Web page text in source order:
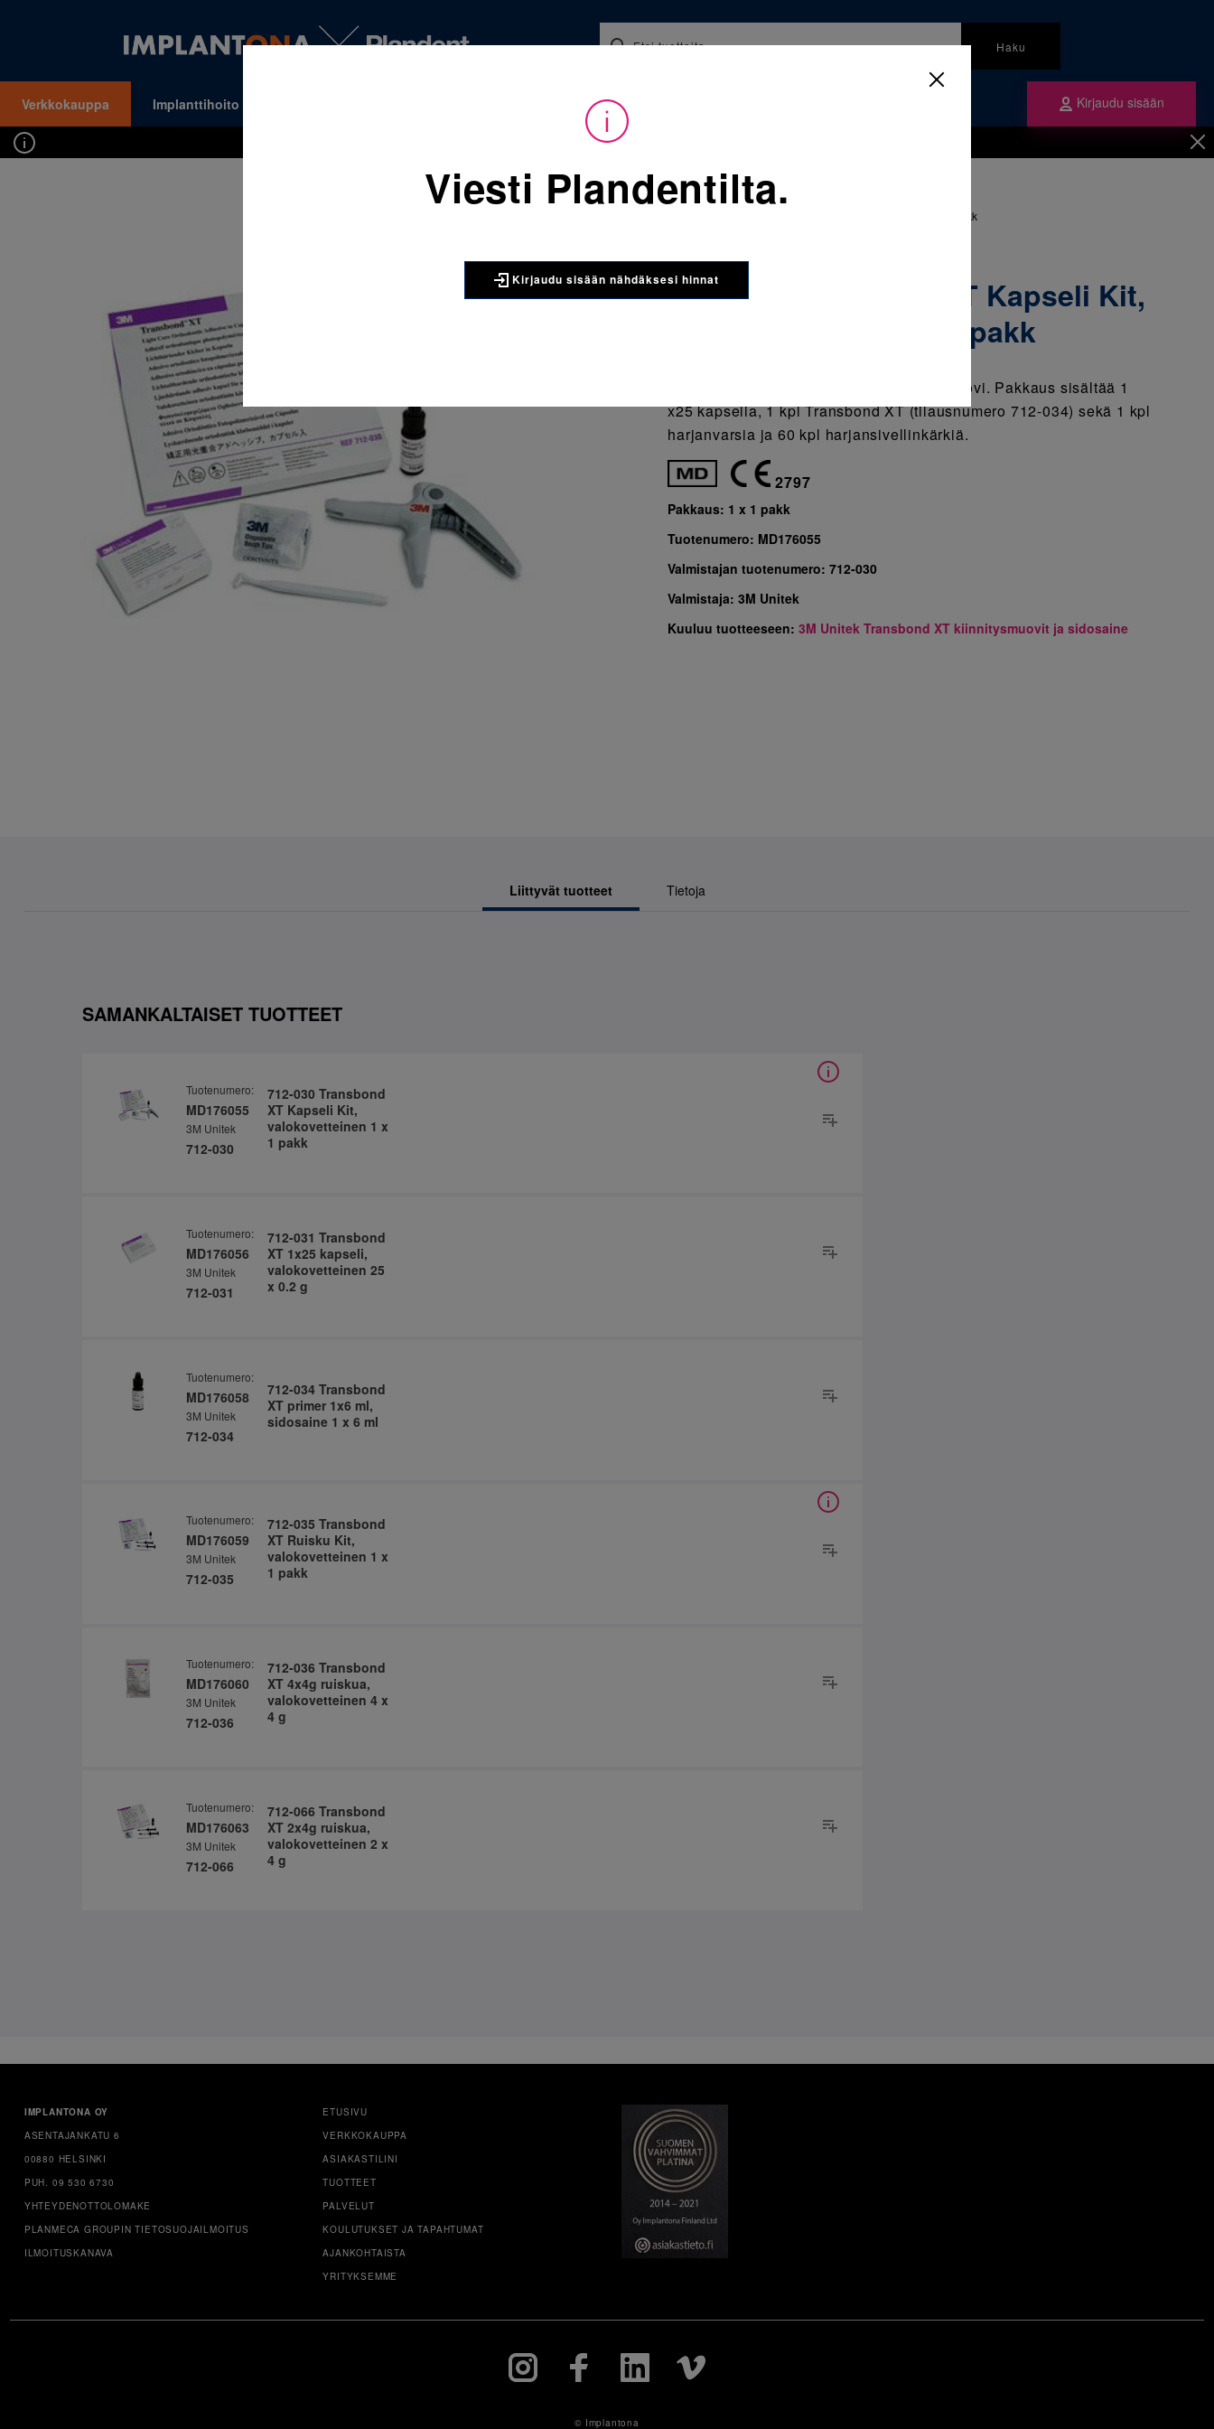
Haku
Verkkokauppa Implanttihoito Ajankohtaista Kirjaudu sisään
Kirjaudu sisään nähdäksesi hinnat. Tarvitsetko tunnukset verkkokauppaan? Tilaa ne
Sijainti:Tarvikkeet / Oikominen
712-030 Transbond XT Kapseli Kit, valokovetteinen 1 x 1 pakk
3M UNITEK
712-030 Transbond XT Kapseli Kit,
valokovetteinen 1 x 1 pakk
Transbond XT valokovetteinen kiinnikemuovi. Pakkaus sisältää 1
x25 kapselia, 1 kpl Transbond XT (tilausnumero 712-034) sekä 1 kpl
harjanvarsia ja 60 kpl harjansivellinkärkiä.
2797
Pakkaus: 1 x 1 pakk
Tuotenumero: MD176055
Valmistajan tuotenumero:712-030
Valmistaja:3M Unitek
Kuuluu tuotteeseen:3M Unitek Transbond XT kiinnitysmuovit ja sidosaine
Liittyvät tuotteet Tietoja
SAMANKALTAISET TUOTTEET
Tuotenumero:
MD176055
3M Unitek
712-030
712-030 Transbond
XT Kapseli Kit,
valokovetteinen 1 x
1 pakk
Tuotenumero:
MD176056
3M Unitek
712-031
712-031 Transbond
XT 1x25 kapseli,
valokovetteinen 25
x 0.2 g
Tuotenumero:
MD176058
3M Unitek
712-034
712-034 Transbond
XT primer 1x6 ml,
sidosaine 1 x 6 ml
Tuotenumero:
MD176059
3M Unitek
712-035
712-035 Transbond
XT Ruisku Kit,
valokovetteinen 1 x
1 pakk
Tuotenumero:
MD176060
3M Unitek
712-036
712-036 Transbond
XT 4x4g ruiskua,
valokovetteinen 4 x
4 g
Tuotenumero:
MD176063
3M Unitek
712-066
712-066 Transbond
XT 2x4g ruiskua,
valokovetteinen 2 x
4 g
Viesti Plandentilta.
Kirjaudu sisään nähdäksesi hinnat
IMPLANTONA OY
ASENTAJANKATU 6
00880 HELSINKI
PUH. 09 530 6730
YHTEYDENOTTOLOMAKE
PLANMECA GROUPIN TIETOSUOJAILMOITUS
ILMOITUSKANAVA
ETUSIVU
VERKKOKAUPPA
ASIAKASTILINI
TUOTTEET
PALVELUT
KOULUTUKSET JA TAPAHTUMAT
AJANKOHTAISTA
YRITYKSEMME
© Implantona